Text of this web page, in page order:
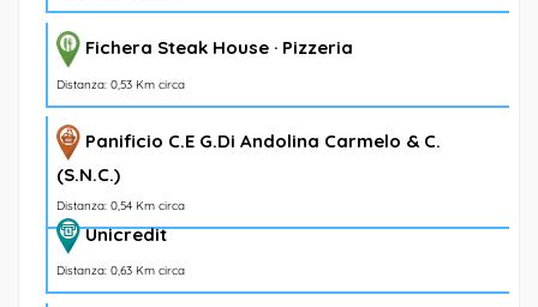
Fichera Steak House · Pizzeria
Distanza: 0,53 Km circa
Panificio C.E G.Di Andolina Carmelo & C.
(S.N.C.)
Distanza: 0,54 Km circa
Unicredit
Distanza: 0,63 Km circa